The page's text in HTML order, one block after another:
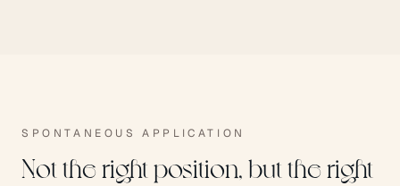
SPONTANEOUS APPLICATION
Not the right position, but the right